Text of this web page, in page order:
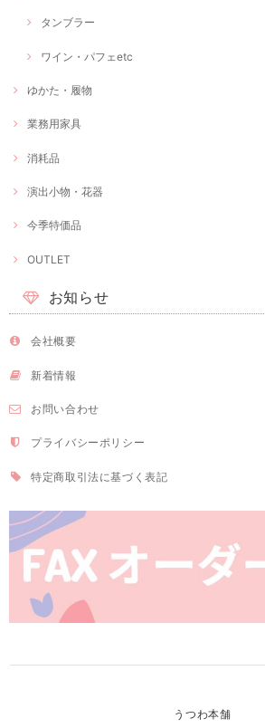
タンブラー
ワイン・パフェetc
ゆかた・履物
業務用家具
消耗品
演出小物・花器
今季特価品
OUTLET
お知らせ
会社概要
新着情報
お問い合わせ
プライバシーポリシー
特定商取引法に基づく表記
うつわ本舗